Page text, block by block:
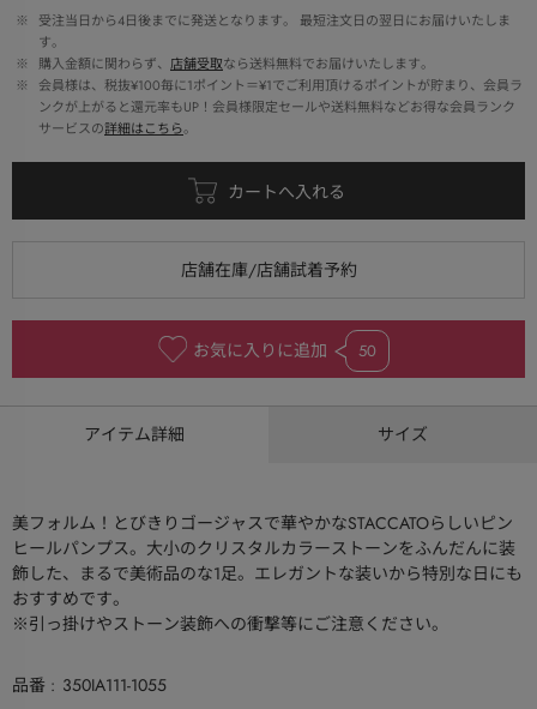
※
受注当日から4日後までに発送となります。 最短注文日の翌日にお届けいたしま
す。
※
購入金額に関わらず、 店舗受取なら送料無料でお届けいたします。
※
会員様は、税抜¥100毎に1ポイント＝¥1でご利用頂けるポイントが貯まり、会員ラ
ンクが上がると還元率もUP！会員様限定セールや送料無料などお得な会員ランク
サービスの詳細はこちら。
お気に入りに追加 50
アイテム詳細 サイズ
美フォルム！とびきりゴージャスで華やかなSTACCATOらしいピン
ヒールパンプス。大小のクリスタルカラーストーンをふんだんに装
飾した、まるで美術品のな1足。エレガントな装いから特別な日にも
おすすめです。
※引っ掛けやストーン装飾への衝撃等にご注意ください。
品番
350IA111-1055